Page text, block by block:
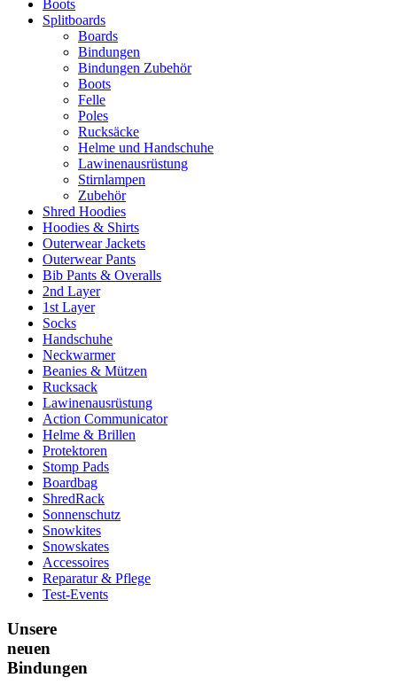
Boots
Splitboards
Boards
Bindungen
Bindungen Zubehör
Boots
Felle
Poles
Rucksäcke
Helme und Handschuhe
Lawinenausrüstung
Stirnlampen
Zubehör
Shred Hoodies
Hoodies & Shirts
Outerwear Jackets
Outerwear Pants
Bib Pants & Overalls
2nd Layer
1st Layer
Socks
Handschuhe
Neckwarmer
Beanies & Mützen
Rucksack
Lawinenausrüstung
Action Communicator
Helme & Brillen
Protektoren
Stomp Pads
Boardbag
ShredRack
Sonnenschutz
Snowkites
Snowskates
Accessoires
Reparatur & Pflege
Test-Events
Unsere
neuen
Bindungen